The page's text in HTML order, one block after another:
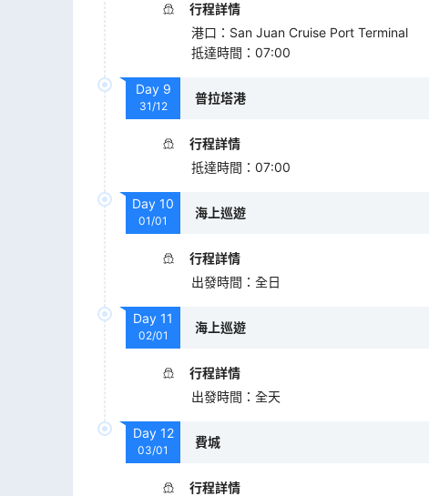
行程詳情
港口 ： San Juan Cruise Port Terminal
抵達時間 ： 07:00
Day 9
31/12
普拉塔港
行程詳情
抵達時間 ： 07:00
Day 10
01/01
海上巡遊
行程詳情
出發時間 ： 全日
Day 11
02/01
海上巡遊
行程詳情
出發時間 ： 全天
Day 12
03/01
費城
行程詳情